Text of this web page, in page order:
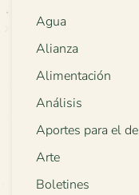
Agua
Alianza
Alimentación
Análisis
Aportes para el
Arte
Boletines